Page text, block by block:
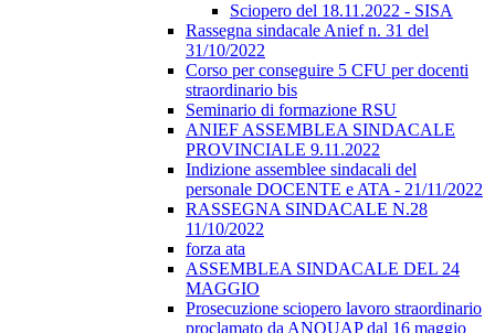
Sciopero del 18.11.2022 - SISA
Rassegna sindacale Anief n. 31 del
31/10/2022
Corso per conseguire 5 CFU per docenti
straordinario bis
Seminario di formazione RSU
ANIEF ASSEMBLEA SINDACALE
PROVINCIALE 9.11.2022
Indizione assemblee sindacali del
personale DOCENTE e ATA - 21/11/2022
RASSEGNA SINDACALE N.28
11/10/2022
forza ata
ASSEMBLEA SINDACALE DEL 24
MAGGIO
Prosecuzione sciopero lavoro straordinario
proclamato da ANQUAP dal 16 maggio